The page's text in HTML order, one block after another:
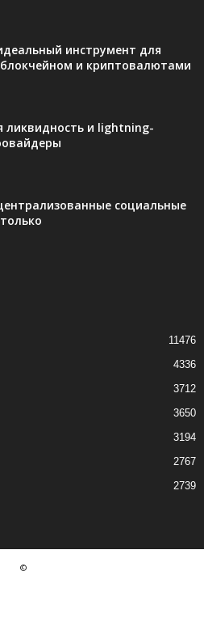
инструмент для
и криптовалютами
ликвидность и lightning-
социальные
11476
4336
3712
3650
3194
2767
2739
©